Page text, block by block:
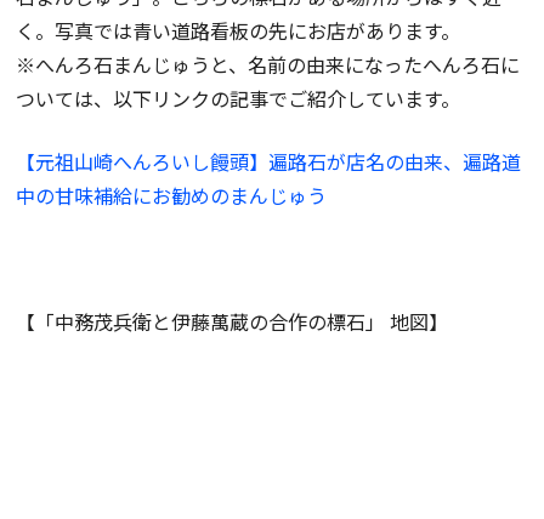
く。写真では青い道路看板の先にお店があります。
※へんろ石まんじゅうと、名前の由来になったへんろ石に
ついては、以下リンクの記事でご紹介しています。
【元祖山崎へんろいし饅頭】遍路石が店名の由来、遍路道
中の甘味補給にお勧めのまんじゅう
【「中務茂兵衛と伊藤萬蔵の合作の標石」 地図】